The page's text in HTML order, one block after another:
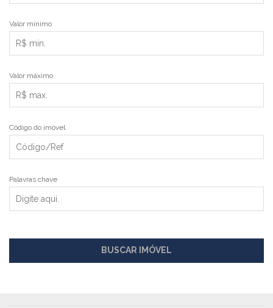
Valor mínimo
Valor máximo
Código do imóvel
Palavras chave
BUSCAR IMÓVEL